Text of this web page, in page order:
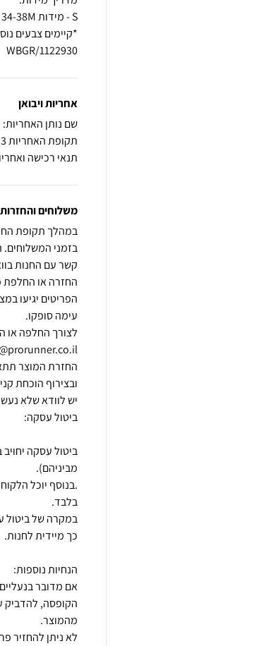
1122930/WBGR
אחריות ויבואן
שם נותן
תקופת האחריות 3 חודשים
תנאי רכישה ואחריות: 3 חודשי אחריות על
משלוחים והחזרות
הפריטים יגיעו
לצורך החלפה או
במקרה של ביטול
אם מדובר
הקופסה, להדביק
לא ניתן להחזיר